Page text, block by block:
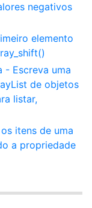
negativos
elemento
- Escreva uma
de objetos
listar,
itens de uma
a propriedade